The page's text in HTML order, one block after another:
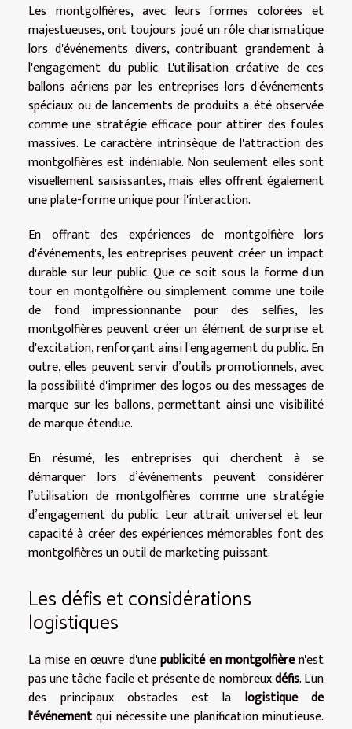
Les montgolfières, avec leurs formes colorées et
majestueuses, ont toujours joué un rôle charismatique
lors d'événements divers, contribuant grandement à
l'engagement du public. L'utilisation créative de ces
ballons aériens par les entreprises lors d'événements
spéciaux ou de lancements de produits a été observée
comme une stratégie efficace pour attirer des foules
massives. Le caractère intrinsèque de l'attraction des
montgolfières est indéniable. Non seulement elles sont
visuellement saisissantes, mais elles offrent également
une plate-forme unique pour l'interaction.
En offrant des expériences de montgolfière lors
d'événements, les entreprises peuvent créer un impact
durable sur leur public. Que ce soit sous la forme d'un
tour en montgolfière ou simplement comme une toile
de fond impressionnante pour des selfies, les
montgolfières peuvent créer un élément de surprise et
d'excitation, renforçant ainsi l'engagement du public. En
outre, elles peuvent servir d’outils promotionnels, avec
la possibilité d'imprimer des logos ou des messages de
marque sur les ballons, permettant ainsi une visibilité
de marque étendue.
En résumé, les entreprises qui cherchent à se
démarquer lors d’événements peuvent considérer
l’utilisation de montgolfières comme une stratégie
d’engagement du public. Leur attrait universel et leur
capacité à créer des expériences mémorables font des
montgolfières un outil de marketing puissant.
Les défis et considérations
logistiques
La mise en œuvre d'unepublicité en montgolfièren'est
pas une tâche facile et présente de nombreuxdéfis. L'un
des principaux obstacles est la logistique de
l'événementqui nécessite une planification minutieuse.